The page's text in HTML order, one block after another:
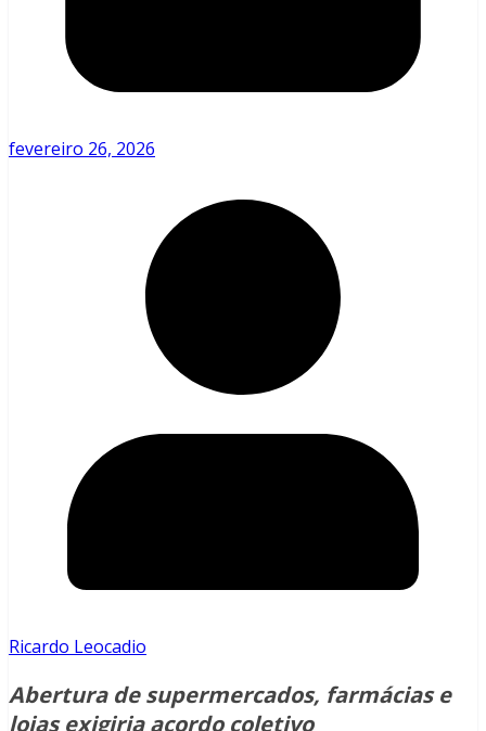
fevereiro 26, 2026
Ricardo Leocadio
Abertura de supermercados, farmácias e
lojas exigiria acordo coletivo